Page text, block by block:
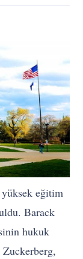
eğitim
Barack
hukuk